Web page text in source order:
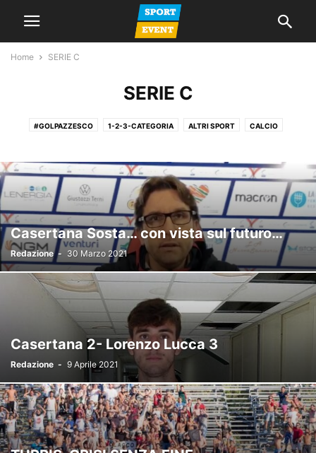
Home SERIE C
SERIE C
#GOLPAZZESCO 1-2-3-CATEGORIA ALTRI SPORT CALCIO
LA VOCE DEL MERCOLEDI NEWS PROMOZIONE SERIE A SERIE C
SERIE D SPAZIO TIFOSI
Casertana Sosta… con vista sul futuro…
Redazione - 30 Marzo 2021
Casertana 2- Lorenzo Lucca 3
Redazione - 9 Aprile 2021